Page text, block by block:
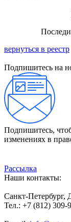
вернуться в реестр
Подпишитесь на
Подпишитесь,
изменениях в
Рассылка
Наши контакты:
Санкт-Петербург,
Тел.: +7 (812) 309-